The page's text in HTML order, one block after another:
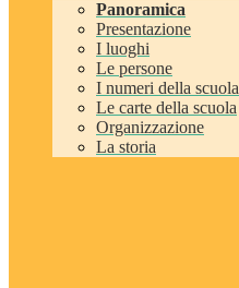
Panoramica
Presentazione
I luoghi
Le persone
I numeri della scuola
Le carte della scuola
Organizzazione
La storia